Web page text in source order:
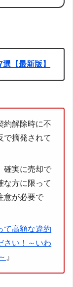
【最新版】
約解除時に不
で摘発されて
確実に売却で
な方に限って
意が必要で
て高額な違約
さい！～いわ
』